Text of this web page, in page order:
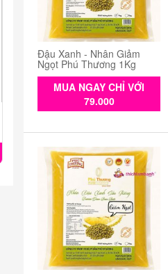
Đậu Xanh - Nhân Giảm
Ngọt Phú Thương 1Kg
MUA NGAY CHỈ VỚI
79.000